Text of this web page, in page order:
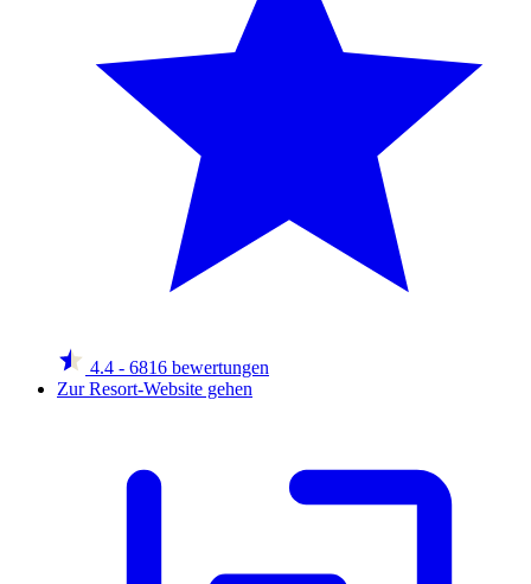
4.4 - 6816 bewertungen
Zur Resort-Website gehen